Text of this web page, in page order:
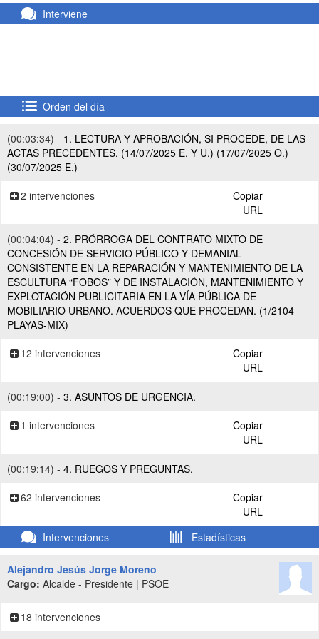
Interviene
Orden del día
(00:03:34) - 1. LECTURA Y APROBACIÓN, SI PROCEDE, DE LAS
ACTAS PRECEDENTES. (14/07/2025 E. Y U.) (17/07/2025 O.)
(30/07/2025 E.)
2 intervenciones
Copiar
URL
(00:04:04) - 2. PRÓRROGA DEL CONTRATO MIXTO DE
CONCESIÓN DE SERVICIO PÚBLICO Y DEMANIAL
CONSISTENTE EN LA REPARACIÓN Y MANTENIMIENTO DE LA
ESCULTURA “FOBOS” Y DE INSTALACIÓN, MANTENIMIENTO Y
EXPLOTACIÓN PUBLICITARIA EN LA VÍA PÚBLICA DE
MOBILIARIO URBANO. ACUERDOS QUE PROCEDAN. (1/2104
PLAYAS-MIX)
12 intervenciones
Copiar
URL
(00:19:00) - 3. ASUNTOS DE URGENCIA.
1 intervenciones
Copiar
URL
(00:19:14) - 4. RUEGOS Y PREGUNTAS.
62 intervenciones
Copiar
URL
Intervenciones
Estadísticas
Alejandro Jesús Jorge Moreno
Cargo: Alcalde - Presidente | PSOE
18 intervenciones